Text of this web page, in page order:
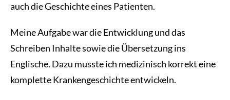
auch die Geschichte eines Patienten.
Meine Aufgabe war die Entwicklung und das
Schreiben Inhalte sowie die Übersetzung ins
Englische. Dazu musste ich medizinisch korrekt eine
komplette Krankengeschichte entwickeln.